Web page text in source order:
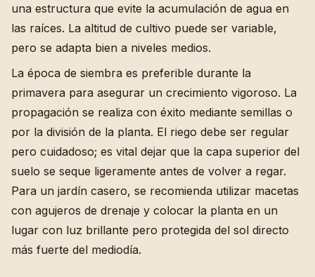
una estructura que evite la acumulación de agua en
las raíces. La altitud de cultivo puede ser variable,
pero se adapta bien a niveles medios.
La época de siembra es preferible durante la
primavera para asegurar un crecimiento vigoroso. La
propagación se realiza con éxito mediante semillas o
por la división de la planta. El riego debe ser regular
pero cuidadoso; es vital dejar que la capa superior del
suelo se seque ligeramente antes de volver a regar.
Para un jardín casero, se recomienda utilizar macetas
con agujeros de drenaje y colocar la planta en un
lugar con luz brillante pero protegida del sol directo
más fuerte del mediodía.